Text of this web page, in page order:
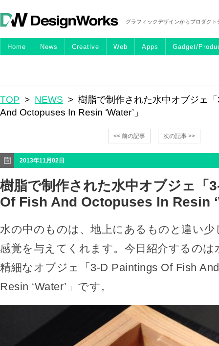
グラフィックデザインからプロダク
Home News Creative Web Apps Gadget/
TOP > NEWS > 樹脂で制作された水中オブジェ
And Octopuses In Resin ‘Water’」
<< 前の記事 次の記事 >>
2013年11月02日
樹脂で制作された水中オブジェ「
Of Fish And Octopuses In Resin
水の中のものは、地上にあるものと違い
感覚を与えてくれます。今日紹介するのは
精細なオブジェ「3-D Paintings Of Fish
Resin ‘Water’」です。